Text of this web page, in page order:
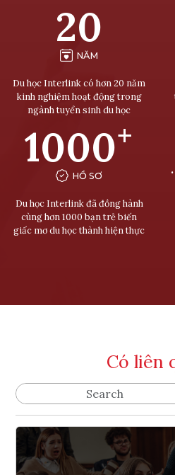
20
NĂM
Du học Interlink có hơn 20 năm
kinh nghiệm hoạt động trong
ngành tuyển sinh du học
1000+
HỒ SƠ
Du học Interlink đã đồng hành
cùng hơn 1000 bạn trẻ biến
giấc mơ du học thành hiện thực
Có liên